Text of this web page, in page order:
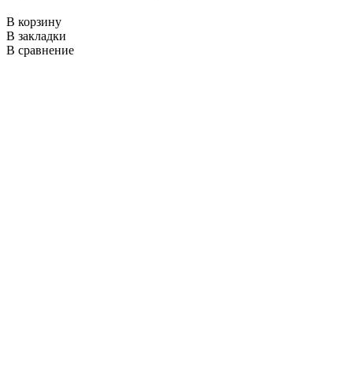
В корзину
В закладки
В сравнение